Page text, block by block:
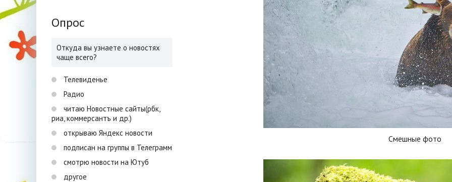
Смешные фото
Опрос
Откуда вы узнаете о новостях
чаще всего?
Телевиденье
Радио
читаю Новостные сайты(рбк,
риа, коммерсантъ и др.)
открываю Яндекс новости
подписан на группы в Телеграмм
смотрю новости на Ютуб
другое